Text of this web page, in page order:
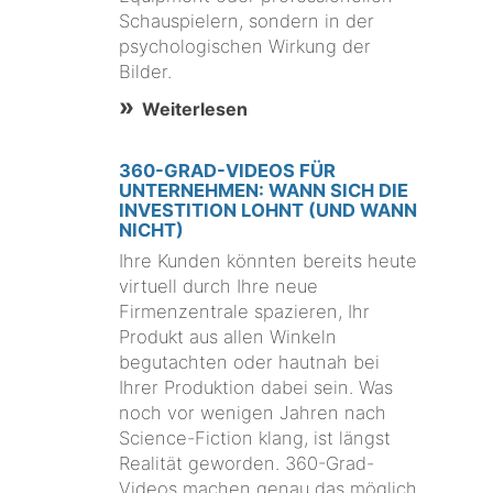
Schauspielern, sondern in der
psychologischen Wirkung der
Bilder.
Weiterlesen
360-GRAD-VIDEOS FÜR
UNTERNEHMEN: WANN SICH DIE
INVESTITION LOHNT (UND WANN
NICHT)
Ihre Kunden könnten bereits heute
virtuell durch Ihre neue
Firmenzentrale spazieren, Ihr
Produkt aus allen Winkeln
begutachten oder hautnah bei
Ihrer Produktion dabei sein. Was
noch vor wenigen Jahren nach
Science-Fiction klang, ist längst
Realität geworden. 360-Grad-